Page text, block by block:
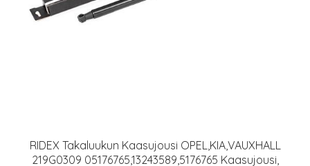
RIDEX Takaluukun Kaasujousi OPEL,KIA,VAUXHALL
219G0309 05176765,13243589,5176765 Kaasujousi,